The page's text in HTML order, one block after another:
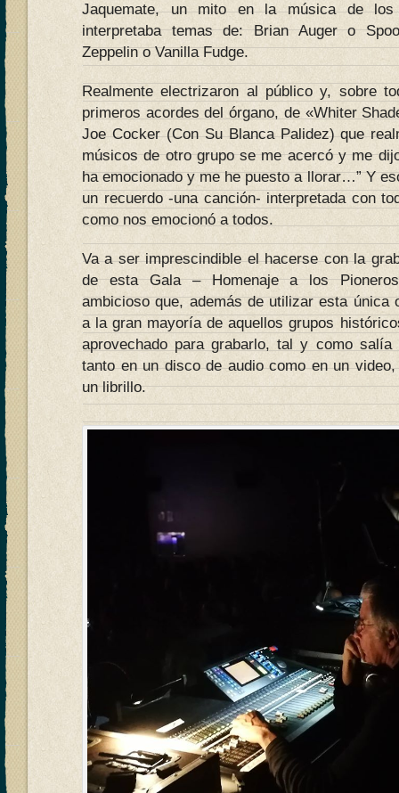
Jaquemate, un mito en la música de los
interpretaba temas de: Brian Auger o
Zeppelin o Vanilla Fudge.
Realmente electrizaron al público y, sobre
primeros acordes del órgano, de «Whiter
Joe Cocker (Con Su Blanca Palidez) que
músicos de otro grupo se me acercó y me
ha emocionado y me he puesto a llorar…” Y
un recuerdo -una canción- interpretada con
como nos emocionó a todos.
Va a ser imprescindible el hacerse con la
de esta Gala – Homenaje a los
ambicioso que, además de utilizar esta única
a la gran mayoría de aquellos grupos
aprovechado para grabarlo, tal y como
tanto en un disco de audio como en un
un librillo.